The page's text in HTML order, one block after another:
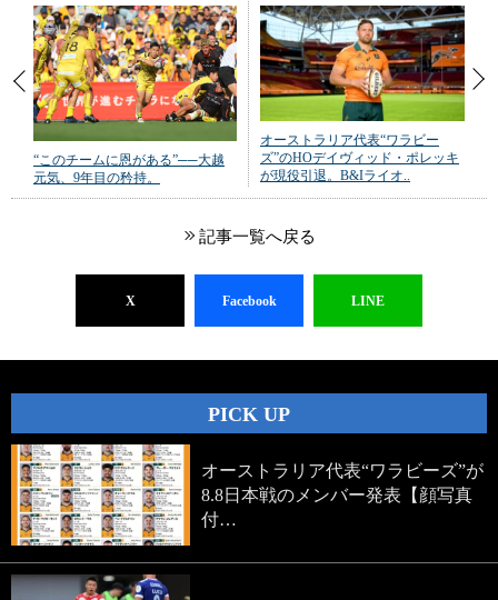
“このチームに恩がある”──大越
元気、9年目の矜持。
オーストラリア代表“ワラビー
ズ”のHOデイヴィッド・ポレッキ
が現役引退。B&Iライオ..
記事一覧へ戻る
X Facebook LINE
PICK UP
オーストラリア代表“ワラビーズ”が
8.8日本戦のメンバー発表【顔写真
付…